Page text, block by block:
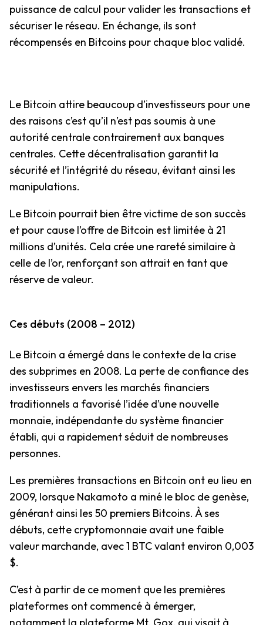
puissance de calcul pour valider les transactions et
sécuriser le réseau. En échange, ils sont
récompensés en Bitcoins pour chaque bloc validé.
Le Bitcoin attire beaucoup d’investisseurs pour une
des raisons c’est qu’il n’est pas soumis à une
autorité centrale contrairement aux banques
centrales. Cette décentralisation garantit la
sécurité et l’intégrité du réseau, évitant ainsi les
manipulations.
Le Bitcoin pourrait bien être victime de son succès
et pour cause l’offre de Bitcoin est limitée à 21
millions d’unités. Cela crée une rareté similaire à
celle de l’or, renforçant son attrait en tant que
réserve de valeur.
Ces débuts (2008 – 2012)
Le Bitcoin a émergé dans le contexte de la crise
des subprimes en 2008. La perte de confiance des
investisseurs envers les marchés financiers
traditionnels a favorisé l’idée d’une nouvelle
monnaie, indépendante du système financier
établi, qui a rapidement séduit de nombreuses
personnes.
Les premières transactions en Bitcoin ont eu lieu en
2009, lorsque Nakamoto a miné le bloc de genèse,
générant ainsi les 50 premiers Bitcoins. À ses
débuts, cette cryptomonnaie avait une faible
valeur marchande, avec 1 BTC valant environ 0,003
$.
C’est à partir de ce moment que les premières
plateformes ont commencé à émerger,